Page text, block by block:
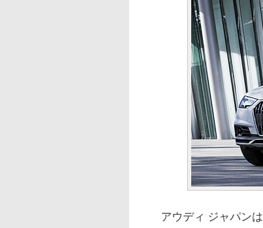
アウディ ジャパン